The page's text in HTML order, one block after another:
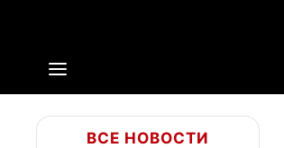
ВСЕ НОВОСТИ